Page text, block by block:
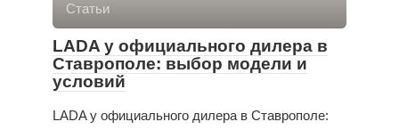
Статьи
LADA у официального дилера в
Ставрополе: выбор модели и
условий
LADA у официального дилера в Ставрополе: